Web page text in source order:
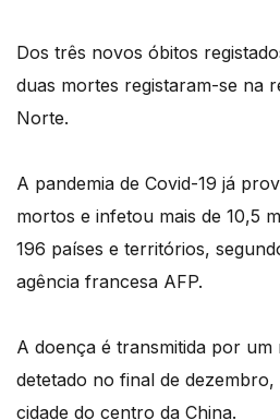
Dos três novos óbitos
duas mortes registaram-se na
Norte.
A pandemia de Covid-19 já
mortos e infetou mais de 10,5
196 países e territórios,
agência francesa AFP.
A doença é transmitida por
detetado no final de
cidade do centro da China.